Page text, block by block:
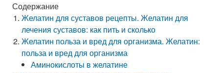
Содержание
Желатин для суставов рецепты. Желатин для
лечения суставов: как пить и сколько
Желатин польза и вред для организма. Желатин:
польза и вред для организма
Аминокислоты в желатине